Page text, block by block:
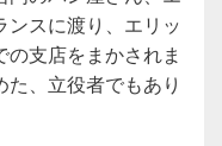
ンスに渡り、エリッ
支店をまかされま
、立役者でもあり